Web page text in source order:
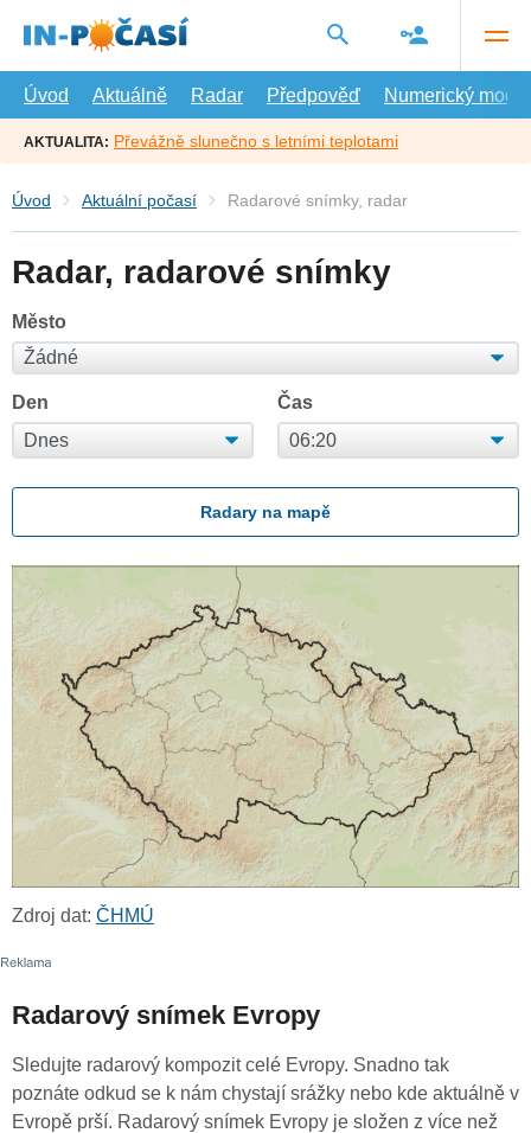
hlavní
Úvod
Aktuálně Radar Předpověď Numerický model
AKTUALITA: Převážně slunečno s letními teplotami
Úvod Aktuální počasí Radarové snímky, radar
Radar, radarové snímky
Město
Den Čas
Radary na mapě
Zdroj dat: ČHMÚ
Radarový snímek Evropy
Sledujte radarový kompozit celé Evropy. Snadno tak
poznáte odkud se k nám chystají srážky nebo kde aktuálně v
Evropě prší. Radarový snímek Evropy je složen z více než